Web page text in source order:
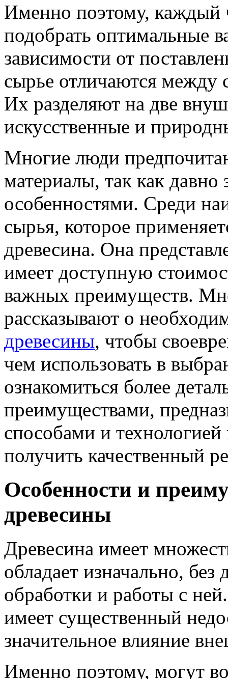
Именно поэтому, каждый
подобрать оптимальные
зависимости от
сырье отличаются между
Их разделяют на две
искусственные и
Многие люди
материалы, так как
особенностями. Среди
сырья, которое
древесина. Она
имеет доступную
важных преимуществ.
рассказывают о
древесины, чтобы
чем использовать в
ознакомиться более
преимуществами,
способами и
получить качественный
Особенности и
древесины
Древесина имеет
обладает изначально,
обработки и работы с
имеет существенный
значительное влияние
Именно поэтому, могут